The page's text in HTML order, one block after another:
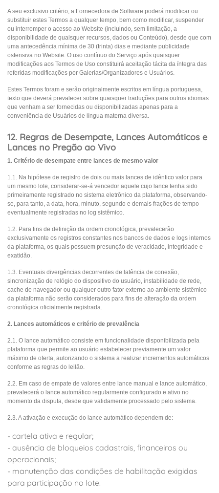
A seu exclusivo critério, a Fornecedora de Software poderá modificar ou
substituir estes Termos a qualquer tempo, bem como modificar, suspender
ou interromper o acesso ao Website (incluindo, sem limitação, a
disponibilidade de quaisquer recursos, dados ou Conteúdo), desde que com
uma antecedência mínima de 30 (trinta) dias e mediante publicidade
ostensiva no Website. O uso contínuo do Serviço após quaisquer
modificações aos Termos de Uso constituirá aceitação tácita da íntegra das
referidas modificações por Galerias/Organizadores e Usuários.
Estes Termos foram e serão originalmente escritos em língua portuguesa,
texto que deverá prevalecer sobre quaisquer traduções para outros idiomas
que venham a ser fornecidas ou disponibilizadas apenas para a
conveniência de Usuários de língua materna diversa.
12. Regras de Desempate, Lances Automáticos e
Lances no Pregão ao Vivo
1. Critério de desempate entre lances de mesmo valor
1.1. Na hipótese de registro de dois ou mais lances de idêntico valor para
um mesmo lote, considerar-se-á vencedor aquele cujo lance tenha sido
primeiramente registrado no sistema eletrônico da plataforma, observando-
se, para tanto, a data, hora, minuto, segundo e demais frações de tempo
eventualmente registradas no log sistêmico.
1.2. Para fins de definição da ordem cronológica, prevalecerão
exclusivamente os registros constantes nos bancos de dados e logs internos
da plataforma, os quais possuem presunção de veracidade, integridade e
exatidão.
1.3. Eventuais divergências decorrentes de latência de conexão,
sincronização de relógio do dispositivo do usuário, instabilidade de rede,
cache de navegador ou qualquer outro fator externo ao ambiente sistêmico
da plataforma não serão considerados para fins de alteração da ordem
cronológica oficialmente registrada.
2. Lances automáticos e critério de prevalência
2.1. O lance automático consiste em funcionalidade disponibilizada pela
plataforma que permite ao usuário estabelecer previamente um valor
máximo de oferta, autorizando o sistema a realizar incrementos automáticos
conforme as regras do leilão.
2.2. Em caso de empate de valores entre lance manual e lance automático,
prevalecerá o lance automático regularmente configurado e ativo no
momento da disputa, desde que validamente processado pelo sistema.
2.3. A ativação e execução do lance automático dependem de:
- cartela ativa e regular;
- ausência de bloqueios cadastrais, financeiros ou
operacionais;
- manutenção das condições de habilitação exigidas
para participação no lote.